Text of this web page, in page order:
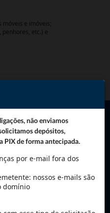
móveis e imóveis;
etc.) e
de contratação, auxílio
estabelecimentos
não enviamos
depósitos,
PIX de forma antecipada.
por e-mail fora dos
nossos e-mails são
domínio